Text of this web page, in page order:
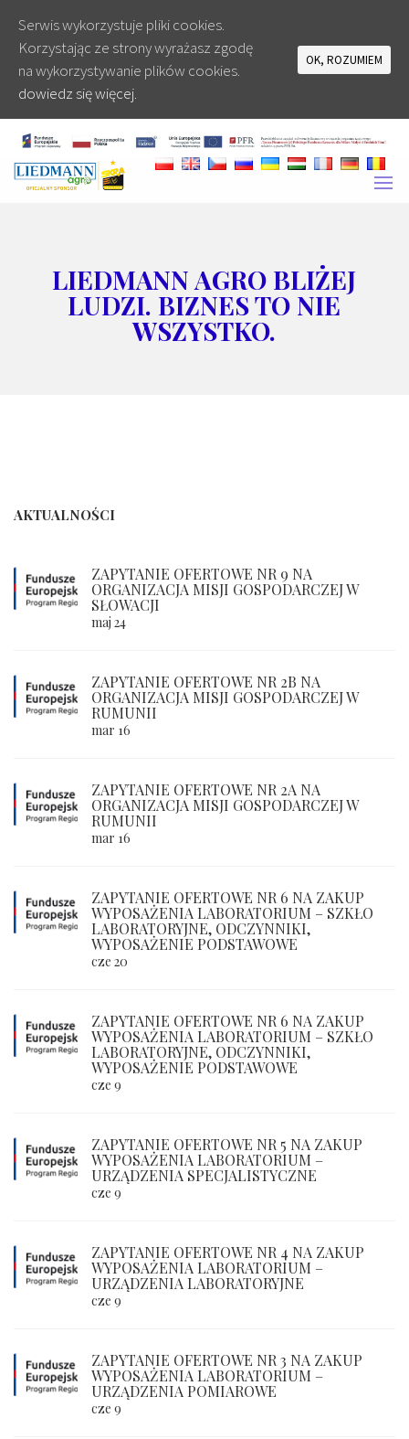
LIEDMANN AGRO BLIŻEJ
LUDZI. BIZNES TO NIE
WSZYSTKO.
AKTUALNOŚCI
ZAPYTANIE OFERTOWE NR 9 NA
ORGANIZACJA MISJI GOSPODARCZEJ W
SŁOWACJI
maj 24
ZAPYTANIE OFERTOWE NR 2B NA
ORGANIZACJA MISJI GOSPODARCZEJ W
RUMUNII
mar 16
ZAPYTANIE OFERTOWE NR 2A NA
ORGANIZACJA MISJI GOSPODARCZEJ W
RUMUNII
mar 16
ZAPYTANIE OFERTOWE NR 6 NA ZAKUP
WYPOSAŻENIA LABORATORIUM – SZKŁO
LABORATORYJNE, ODCZYNNIKI,
WYPOSAŻENIE PODSTAWOWE
cze 20
ZAPYTANIE OFERTOWE NR 6 NA ZAKUP
WYPOSAŻENIA LABORATORIUM – SZKŁO
LABORATORYJNE, ODCZYNNIKI,
WYPOSAŻENIE PODSTAWOWE
cze 9
ZAPYTANIE OFERTOWE NR 5 NA ZAKUP
WYPOSAŻENIA LABORATORIUM –
URZĄDZENIA SPECJALISTYCZNE
cze 9
ZAPYTANIE OFERTOWE NR 4 NA ZAKUP
WYPOSAŻENIA LABORATORIUM –
URZĄDZENIA LABORATORYJNE
cze 9
ZAPYTANIE OFERTOWE NR 3 NA ZAKUP
WYPOSAŻENIA LABORATORIUM –
URZĄDZENIA POMIAROWE
cze 9
Serwis wykorzystuje pliki cookies.
Korzystając ze strony wyrażasz zgodę
na wykorzystywanie plików cookies.
dowiedz się więcej.
OK, ROZUMIEM